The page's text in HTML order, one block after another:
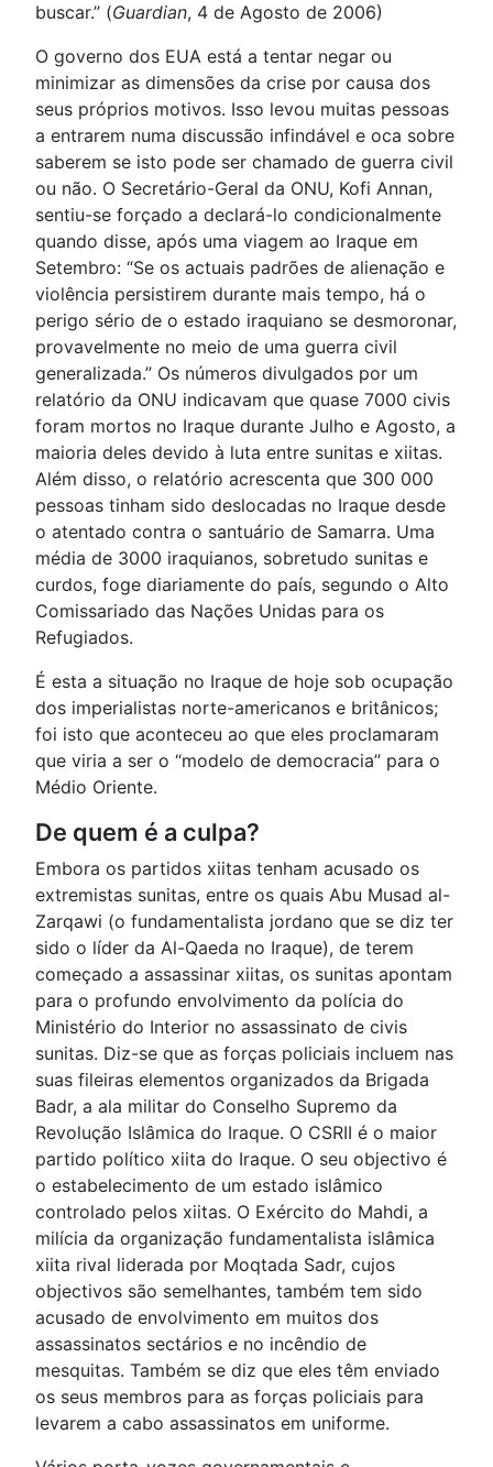
buscar.” (Guardian, 4 de Agosto de 2006)
O governo dos EUA está a tentar negar ou
minimizar as dimensões da crise por causa dos
seus próprios motivos. Isso levou muitas pessoas
a entrarem numa discussão infindável e oca sobre
saberem se isto pode ser chamado de guerra civil
ou não. O Secretário-Geral da ONU, Kofi Annan,
sentiu-se forçado a declará-lo condicionalmente
quando disse, após uma viagem ao Iraque em
Setembro: “Se os actuais padrões de alienação e
violência persistirem durante mais tempo, há o
perigo sério de o estado iraquiano se desmoronar,
provavelmente no meio de uma guerra civil
generalizada.” Os números divulgados por um
relatório da ONU indicavam que quase 7000 civis
foram mortos no Iraque durante Julho e Agosto, a
maioria deles devido à luta entre sunitas e xiitas.
Além disso, o relatório acrescenta que 300 000
pessoas tinham sido deslocadas no Iraque desde
o atentado contra o santuário de Samarra. Uma
média de 3000 iraquianos, sobretudo sunitas e
curdos, foge diariamente do país, segundo o Alto
Comissariado das Nações Unidas para os
Refugiados.
É esta a situação no Iraque de hoje sob ocupação
dos imperialistas norte-americanos e britânicos;
foi isto que aconteceu ao que eles proclamaram
que viria a ser o “modelo de democracia” para o
Médio Oriente.
De quem é a culpa?
Embora os partidos xiitas tenham acusado os
extremistas sunitas, entre os quais Abu Musad al-
Zarqawi (o fundamentalista jordano que se diz ter
sido o líder da Al-Qaeda no Iraque), de terem
começado a assassinar xiitas, os sunitas apontam
para o profundo envolvimento da polícia do
Ministério do Interior no assassinato de civis
sunitas. Diz-se que as forças policiais incluem nas
suas fileiras elementos organizados da Brigada
Badr, a ala militar do Conselho Supremo da
Revolução Islâmica do Iraque. O CSRII é o maior
partido político xiita do Iraque. O seu objectivo é
o estabelecimento de um estado islâmico
controlado pelos xiitas. O Exército do Mahdi, a
milícia da organização fundamentalista islâmica
xiita rival liderada por Moqtada Sadr, cujos
objectivos são semelhantes, também tem sido
acusado de envolvimento em muitos dos
assassinatos sectários e no incêndio de
mesquitas. Também se diz que eles têm enviado
os seus membros para as forças policiais para
levarem a cabo assassinatos em uniforme.